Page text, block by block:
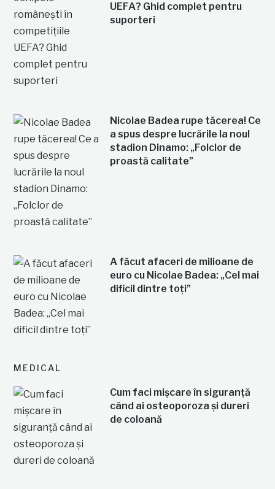
UEFA? Ghid complet pentru
suporteri
Nicolae Badea rupe tăcerea! Ce
a spus despre lucrările la noul
stadion Dinamo: „Folclor de
proastă calitate”
A făcut afaceri de milioane de
euro cu Nicolae Badea: „Cel mai
dificil dintre toți”
MEDICAL
Cum faci mișcare în siguranță
când ai osteoporoza și dureri
de coloană